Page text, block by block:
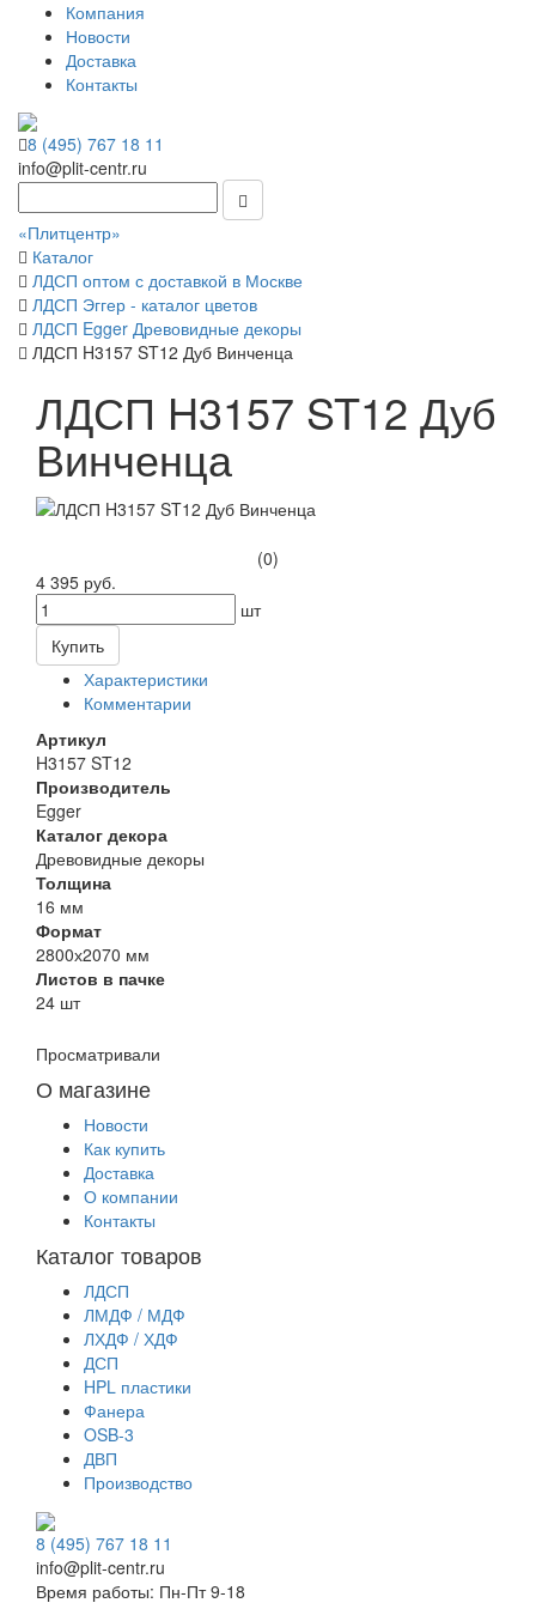
Компания
Новости
Доставка
Контакты
8 (495) 767 18 11
info@plit-centr.ru
«Плитцентр»
Каталог
ЛДСП оптом с доставкой в Москве
ЛДСП Эггер - каталог цветов
ЛДСП Egger Древовидные декоры
ЛДСП H3157 ST12 Дуб Винченца
ЛДСП H3157 ST12 Дуб
Винченца
(0)
4 395 руб.
шт
Купить
Характеристики
Комментарии
Артикул
H3157 ST12
Производитель
Egger
Каталог декора
Древовидные декоры
Толщина
16 мм
Формат
2800х2070 мм
Листов в пачке
24 шт
Просматривали
О магазине
Новости
Как купить
Доставка
О компании
Контакты
Каталог товаров
ЛДСП
ЛМДФ / МДФ
ЛХДФ / ХДФ
ДСП
HPL пластики
Фанера
OSB-3
ДВП
Производство
8 (495) 767 18 11
info@plit-centr.ru
Время работы: Пн-Пт 9-18